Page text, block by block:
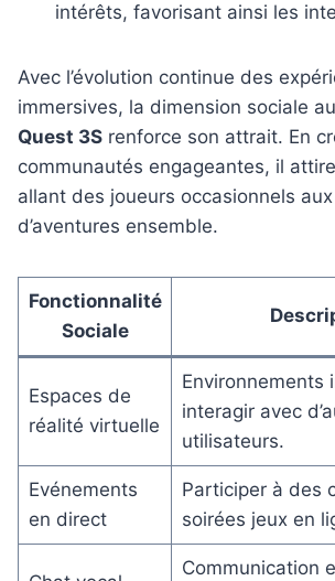
intérêts, favorisant ainsi les
Avec l’évolution continue des
immersives, la dimension sociale
Quest 3S renforce son attrait. En
communautés engageantes, il
allant des joueurs occasionnels
d’aventures ensemble.
Fonctionnalité
Sociale
Espaces de
réalité virtuelle
Environnements
interagir avec
utilisateurs.
Evénements
en direct
Participer à des
soirées jeux en
Communication